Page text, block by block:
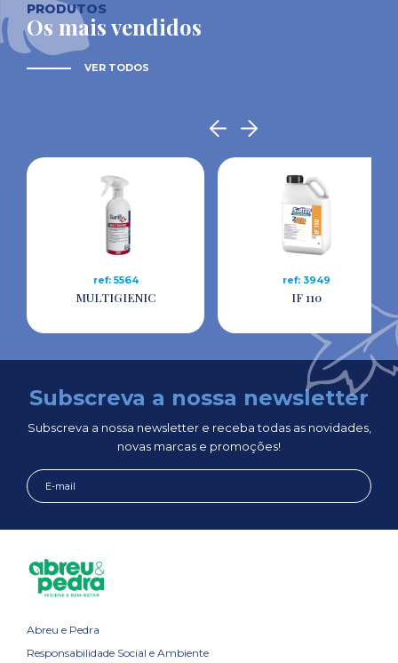
PRODUTOS
Os mais vendidos
VER TODOS
ref: 5564
MULTIGIENIC
ref: 3949
IF 110
Subscreva a nossa newsletter
Subscreva a nossa newsletter e receba todas as novidades,
novas marcas e promoções!
Abreu e Pedra
Responsabilidade Social e Ambiente